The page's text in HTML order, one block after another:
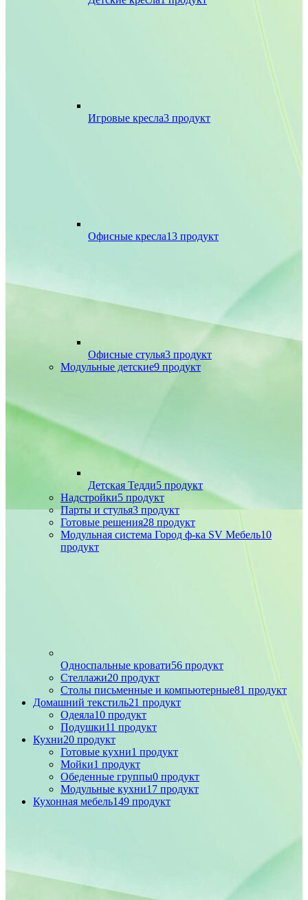
Игровые кресла3 продукт
Офисные кресла13 продукт
Офисные стулья3 продукт
Модульные детские9 продукт
Детская Тедди5 продукт
Надстройки5 продукт
Парты и стулья3 продукт
Готовые решения28 продукт
Модульная система Город ф-ка SV Мебель10
продукт
Односпальные кровати56 продукт
Стеллажи20 продукт
Столы письменные и компьютерные81 продукт
Домашний текстиль21 продукт
Одеяла10 продукт
Подушки11 продукт
Кухни20 продукт
Готовые кухни1 продукт
Мойки1 продукт
Обеденные группы0 продукт
Модульные кухни17 продукт
Кухонная мебель149 продукт